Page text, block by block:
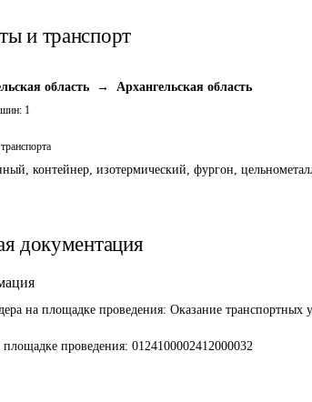
и транспорт
область → Архангельская область
1
контейнер, изотермический, фургон,
документация
на площадке проведения: Оказание транспортных
площадке проведения: 0124100002412000032